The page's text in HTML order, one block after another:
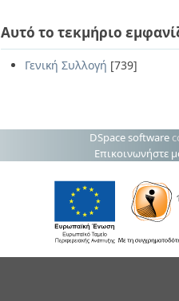
Αυτό το τεκμήριο
Γενική Συλλογή [739]
DSpace software
Επικοινωνήστε